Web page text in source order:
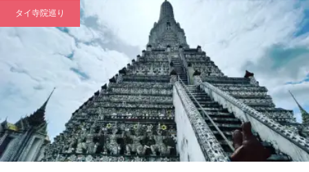
タイ寺院巡り